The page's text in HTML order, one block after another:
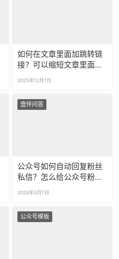
如何在文章里面加跳转链
接？可以缩短文章里面的
2025年12月1日
壹伴问答
公众号如何自动回复粉丝
私信？怎么给公众号粉丝
2026年5月7日
公众号模板